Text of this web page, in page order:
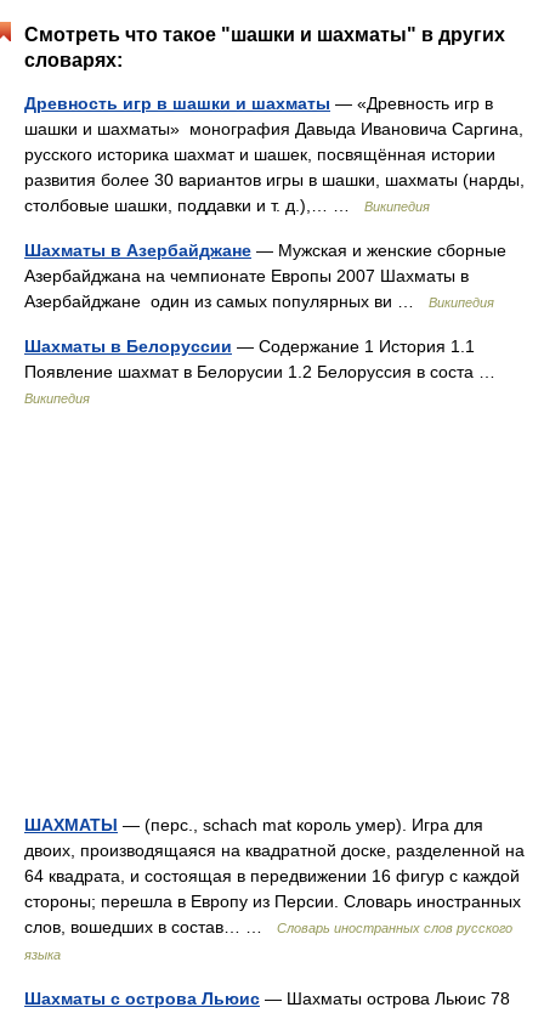
Смотреть что такое "шашки и шахматы" в других
словарях:
Древность игр в шашки и шахматы — «Древность игр в
шашки и шахматы» монография Давыда Ивановича Саргина,
русского историка шахмат и шашек, посвящённая истории
развития более 30 вариантов игры в шашки, шахматы (нарды,
столбовые шашки, поддавки и т. д.),… …
Википедия
Шахматы в Азербайджане — Мужская и женские сборные
Азербайджана на чемпионате Европы 2007 Шахматы в
Азербайджане один из самых популярных ви …
Википедия
Шахматы в Белоруссии — Содержание 1 История 1.1
Появление шахмат в Белорусии 1.2 Белоруссия в соста …
Википедия
ШАХМАТЫ — (перс., schach mat король умер). Игра для
двоих, производящаяся на квадратной доске, разделенной на
64 квадрата, и состоящая в передвижении 16 фигур с каждой
стороны; перешла в Европу из Персии. Словарь иностранных
слов, вошедших в состав… …
Словарь иностранных слов русского
языка
Шахматы с острова Льюис — Шахматы острова Льюис 78